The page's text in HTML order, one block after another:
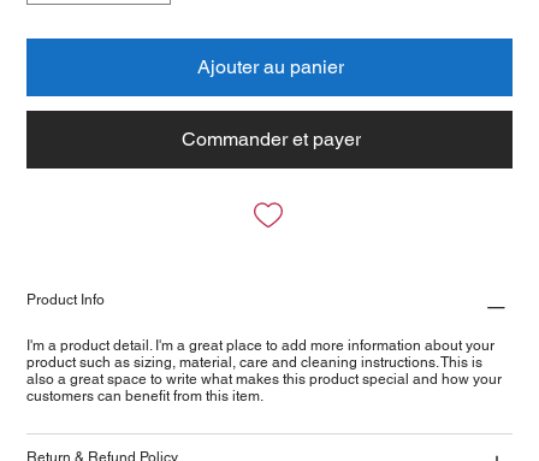
Ajouter au panier
Commander et payer
Product Info
I'm a product detail. I'm a great place to add more information about your
product such as sizing, material, care and cleaning instructions. This is
also a great space to write what makes this product special and how your
customers can benefit from this item.